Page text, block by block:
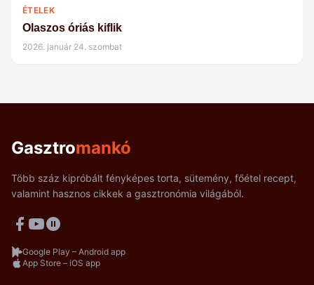
ÉTELEK
Olaszos óriás kiflik
2026. január 24. szombat
Gasztromankó
Több száz kipróbált fényképes torta, sütemény, főétel recept,
valamint hasznos cikkek a gasztronómia világából.
Google Play – Android app
App Store – iOS app